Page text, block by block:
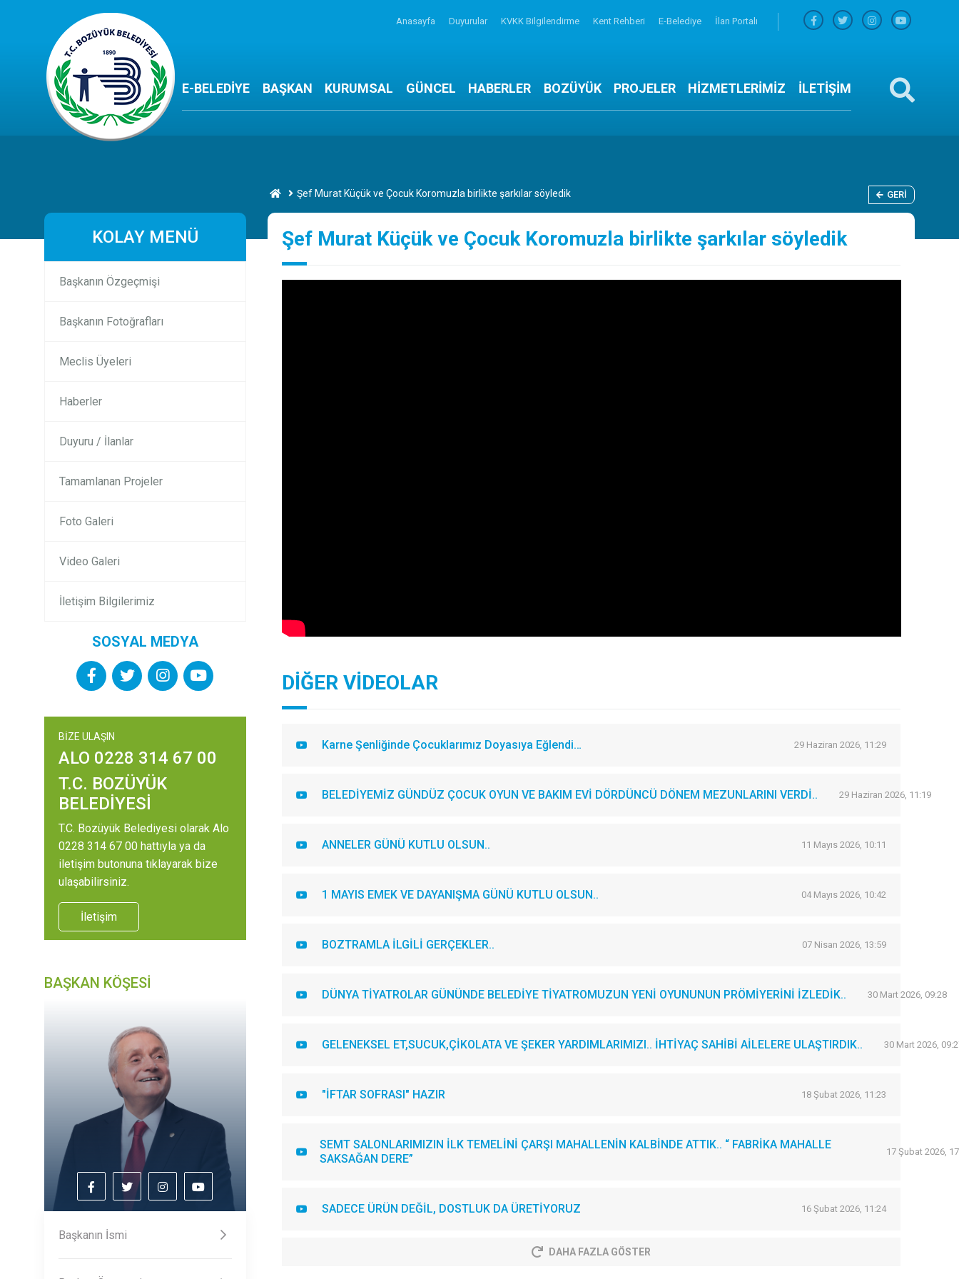
Anasayfa Duyurular KVKK Bilgilendirme Kent Rehberi E-Belediye İlan Portalı
E-BELEDİYE BAŞKAN KURUMSAL GÜNCEL HABERLER BOZÜYÜK PROJELER HİZMETLERİMİZ İLETİŞİM
Şef Murat Küçük ve Çocuk Koromuzla birlikte şarkılar söyledik GERI
KOLAY MENÜ
Başkanın Özgeçmişi
Başkanın Fotoğrafları
Meclis Üyeleri
Haberler
Duyuru / İlanlar
Tamamlanan Projeler
Foto Galeri
Video Galeri
İletişim Bilgilerimiz
SOSYAL MEDYA
BİZE ULAŞIN
ALO 0228 314 67 00
T.C. BOZÜYÜK
BELEDİYESİ
T.C. Bozüyük Belediyesi olarak Alo
0228 314 67 00 hattıyla ya da
iletişim butonuna tıklayarak bize
ulaşabilirsiniz.
İletişim
BAŞKAN KÖŞESİ
Başkanın İsmi
Şef Murat Küçük ve Çocuk Koromuzla birlikte şarkılar söyledik
DİĞER VİDEOLAR
Karne Şenliğinde Çocuklarımız Doyasıya Eğlendi… 29 Haziran 2026, 11:29
BELEDİYEMİZ GÜNDÜZ ÇOCUK OYUN VE BAKIM EVİ DÖRDÜNCÜ DÖNEM MEZUNLARINI VERDİ.. 29 Haziran 2026, 11:19
ANNELER GÜNÜ KUTLU OLSUN.. 11 Mayıs 2026, 10:11
1 MAYIS EMEK VE DAYANIŞMA GÜNÜ KUTLU OLSUN.. 04 Mayıs 2026, 10:42
BOZTRAMLA İLGİLİ GERÇEKLER.. 07 Nisan 2026, 13:59
DÜNYA TİYATROLAR GÜNÜNDE BELEDİYE TİYATROMUZUN YENİ OYUNUNUN PRÖMİYERİNİ İZLEDİK.. 30 Mart 2026, 09:28
GELENEKSEL ET,SUCUK,ÇİKOLATA VE ŞEKER YARDIMLARIMIZI.. İHTİYAÇ SAHİBİ AİLELERE ULAŞTIRDIK.. 30 Mart 2026,
"İFTAR SOFRASI" HAZIR 18 Şubat 2026, 11:23
SEMT SALONLARIMIZIN İLK TEMELİNİ ÇARŞI MAHALLENİN KALBİNDE ATTIK.. “ FABRİKA MAHALLE
SAKSAĞAN DERE”
17 Şubat 2026,
SADECE ÜRÜN DEĞİL, DOSTLUK DA ÜRETİYORUZ 16 Şubat 2026, 11:24
DAHA FAZLA GÖSTER